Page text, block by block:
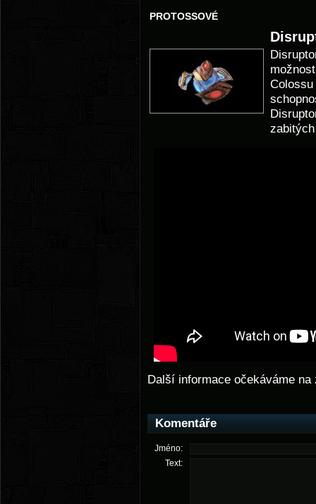
PROTOSSOVÉ
Další informace očekáváme
Komentáře
Jméno:
Text: